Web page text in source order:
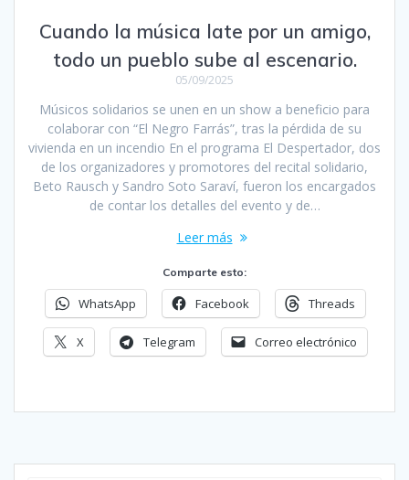
Cuando la música late por un amigo,
todo un pueblo sube al escenario.
05/09/2025
Músicos solidarios se unen en un show a beneficio para
colaborar con “El Negro Farrás”, tras la pérdida de su
vivienda en un incendio En el programa El Despertador, dos
de los organizadores y promotores del recital solidario,
Beto Rausch y Sandro Soto Saraví, fueron los encargados
de contar los detalles del evento y de…
Leer más
Comparte esto:
WhatsApp Facebook Threads
X Telegram Correo electrónico